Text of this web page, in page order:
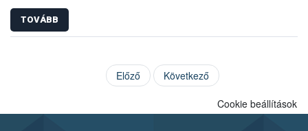
rezisztenciavizsgálatokat a Nébih?
TOVÁBB
Előző Következő
Cookie beállítások